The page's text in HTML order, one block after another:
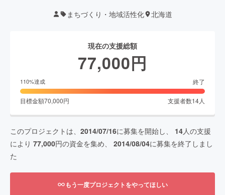
まちづくり・地域活性化 北海道
現在の支援総額
77,000円
110%達成 終了
目標金額70,000円 支援者数14人
このプロジェクトは、 2014/07/16に募集を開始し、 14人の支援
により 77,000円の資金を集め、 2014/08/04に募集を終了しまし
た
もう一度プロジェクトをやってほしい